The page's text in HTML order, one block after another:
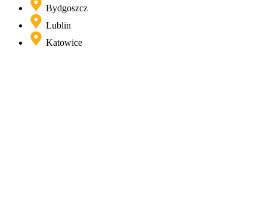
Bydgoszcz
Lublin
Katowice